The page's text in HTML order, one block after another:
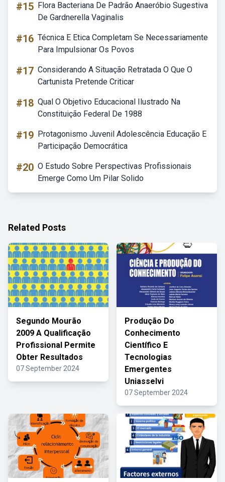
#15 Flora Bacteriana De Padrão Anaeróbio Sugestiva
De Gardnerella Vaginalis
#16 Técnica E Etica Completam Se Necessariamente
Para Impulsionar Os Povos
#17 Considerando A Situação Retratada O Que O
Cartunista Pretende Criticar
#18 Qual O Objetivo Educacional Ilustrado Na
Constituição Federal De 1988
#19 Protagonismo Juvenil Adolescência Educação E
Participação Democrática
#20 O Estudo Sobre Perspectivas Profissionais
Emerge Como Um Pilar Solido
Related Posts
Segundo Mourão
2009 A Qualificação
Profissional Permite
Obter Resultados
07 September 2024
Produção Do
Conhecimento
Científico E
Tecnologias
Emergentes
Uniasselvi
07 September 2024